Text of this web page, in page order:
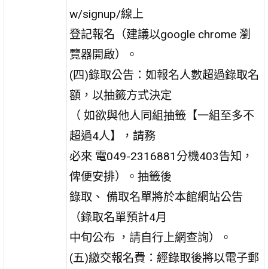
w/signup/線上
登記報名（建議以google chrome 瀏
覽器開啟）。
(四)錄取公告：如報名人數超過錄取名
額，以抽籤方式決定
（ 如欲與他人同組抽籤【一組至多不
超過4人】，請務
必來 電049-2316881分機403告知，
俾便安排）。抽籤後
錄取、 備取名單將於本館網站公告
（錄取名單預計4月
中旬公布 ，請自行上網查詢）。
(五)繳交報名費：經錄取後將以電子郵